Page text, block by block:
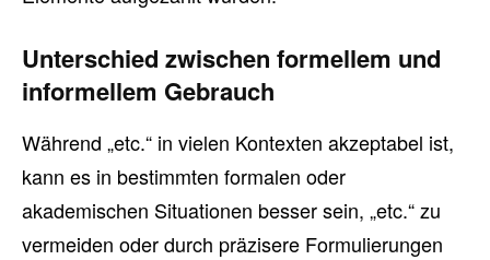
Unterschied zwischen formellem und
informellem Gebrauch
Während „etc.“ in vielen Kontexten akzeptabel ist,
kann es in bestimmten formalen oder
akademischen Situationen besser sein, „etc.“ zu
vermeiden oder durch präzisere Formulierungen